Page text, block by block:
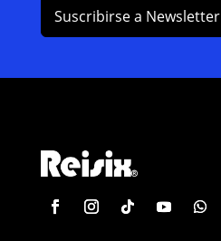
Suscribirse a Newsletter